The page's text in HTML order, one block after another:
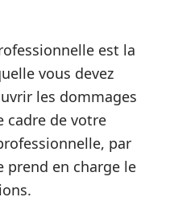
est la
vous devez
les dommages
cadre de votre
par
prend en charge le